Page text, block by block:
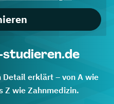
Detail erklärt – von A wie
Z wie Zahnmedizin.